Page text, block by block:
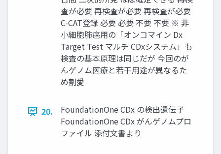
査が必要 再検査が必要 再検査が必要
C-CAT登録 必要 必要 不要 不要 ※ ⾮
⼩細胞肺癌⽤の「オンコマイン Dx
Target Test マルチ CDxシステム」も
検査の基本原理は同じだが 今回のが
んゲノム医療と若⼲⽤途が異なるた
め割愛
20.
FoundationOne CDx の検出遺伝⼦
FoundationOne CDx がんゲノムプロ
ファイル 添付⽂書より